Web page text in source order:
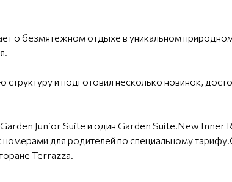
о безмятежном отдыхе в уникальном
и подготовил несколько новинок,
Junior Suite и один Garden Suite.New Inner
для родителей по специальному
Terrazza.